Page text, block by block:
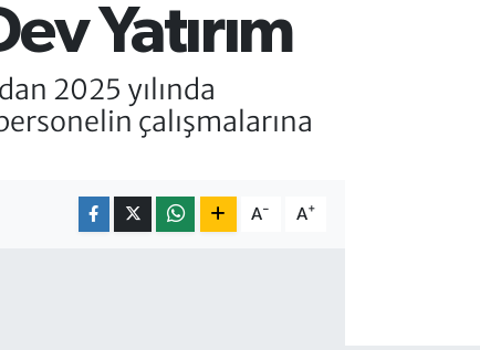
Yatırım
2025 yılında
çalışmalarına
A- A+